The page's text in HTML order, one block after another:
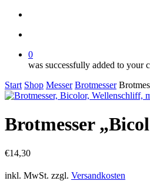
0
was successfully added to your
Start Shop Messer Brotmesser
Brotmesser
€14,30
inkl. MwSt. zzgl. Versandkosten